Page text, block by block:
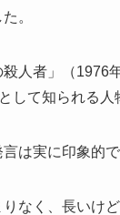
。
人者」（1976
して知られる人
は実に印象的で
なく、長いけ